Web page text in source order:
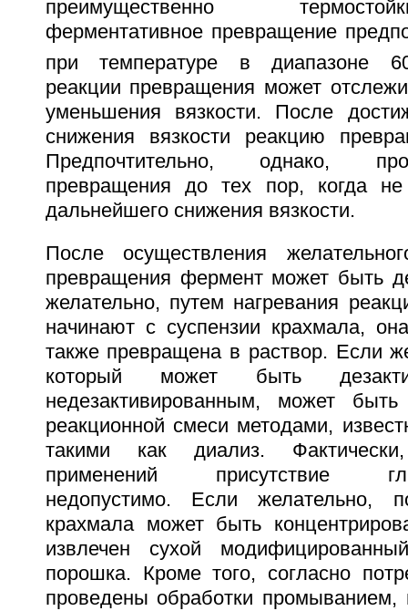
преимущественно
ферментативное превращение
при температуре в диапазоне
реакции превращения может
уменьшения вязкости. После
снижения вязкости реакцию
Предпочтительно, однако,
превращения до тех пор, когда не
дальнейшего снижения вязкости.
После осуществления
превращения фермент может быть
желательно, путем нагревания
начинают с суспензии крахмала,
также превращена в раствор. Если
который может быть
недезактивированным, может
реакционной смеси методами,
такими как диализ.
применений присутствие
недопустимо. Если желательно,
крахмала может быть
извлечен сухой
порошка. Кроме того, согласно
проведены обработки промыванием,